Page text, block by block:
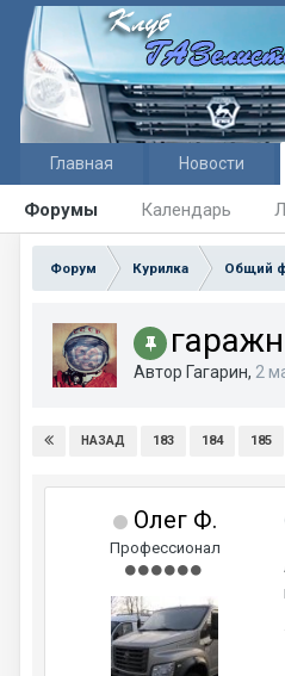
Главная Новости
Форумы Календарь
Форум Курилка Общий
Автор Гагарин, 2
НАЗАД 183 184 185
Олег Ф.
Профессионал